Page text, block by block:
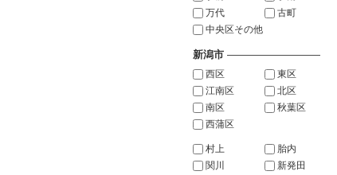
万代
古町
中央区その他
新潟市 ―――――――――
西区
東区
江南区
北区
南区
秋葉区
西蒲区
村上
胎内
関川
新発田